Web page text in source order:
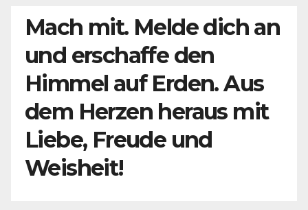
Mach mit. Melde dich an
und erschaffe den
Himmel auf Erden. Aus
dem Herzen heraus mit
Liebe, Freude und
Weisheit!